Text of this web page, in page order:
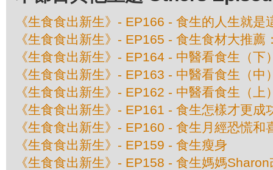
《生食食出新生》- EP166 - 食生的人生就
《生食食出新生》- EP165 - 食生食材大推薦
《生食食出新生》- EP164 - 中醫看食生（下
《生食食出新生》- EP163 - 中醫看食生（中
《生食食出新生》- EP162 - 中醫看食生（上
《生食食出新生》- EP161 - 食生怎樣才更成
《生食食出新生》- EP160 - 食生月經恐慌和
《生食食出新生》- EP159 - 食生瘦身
《生食食出新生》- EP158 - 食生媽媽